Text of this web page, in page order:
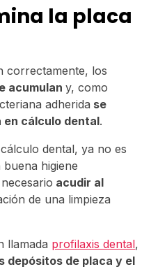
la placa
correctamente, los
acumulany, como
adherida se
cálculo dental.
dental, ya no es
higiene
acudir al
de una limpieza
llamada profilaxis dental,
depósitos de placa y el